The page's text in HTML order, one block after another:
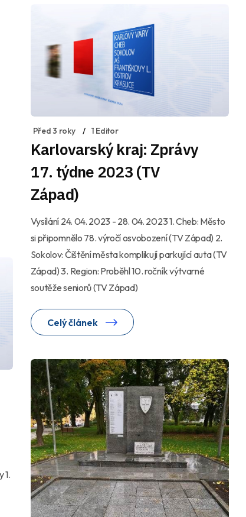
Před 3 roky 1 Editor
Karlovarský kraj: Zprávy
17. týdne 2023 (TV
Západ)
Vysílání 24. 04. 2023 - 28. 04. 2023 1. Cheb: Město
si připomnělo 78. výročí osvobození (TV Západ) 2.
Sokolov: Čištění města komplikují parkující auta (TV
Západ) 3. Region: Proběhl 10. ročník výtvarné
soutěže seniorů (TV Západ)
Celý článek